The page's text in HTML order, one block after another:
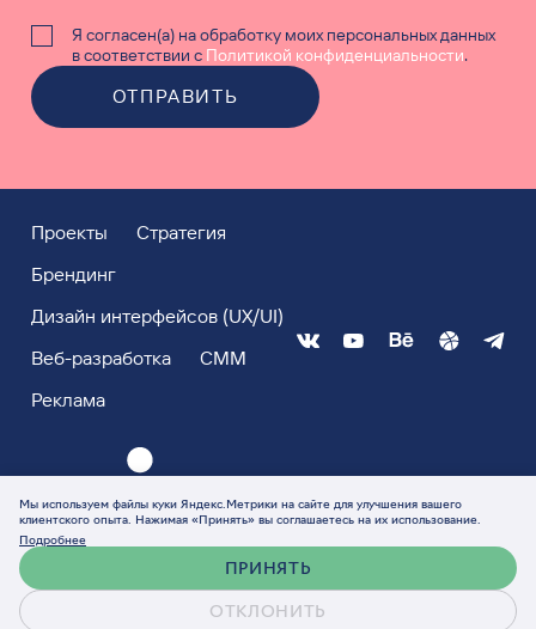
Я согласен(а) на обработку моих персональных данных
в соответствии с Политикой конфиденциальности.
ОТПРАВИТЬ
Проекты
Стратегия
Брендинг
Дизайн интерфейсов (UX/UI)
Веб-разработка
СММ
Реклама
Мы используем файлы куки Яндекс.Метрики на сайте для улучшения вашего
клиентского опыта. Нажимая «Принять» вы соглашаетесь на их использование.
Подробнее
ПРИНЯТЬ
ОТКЛОНИТЬ